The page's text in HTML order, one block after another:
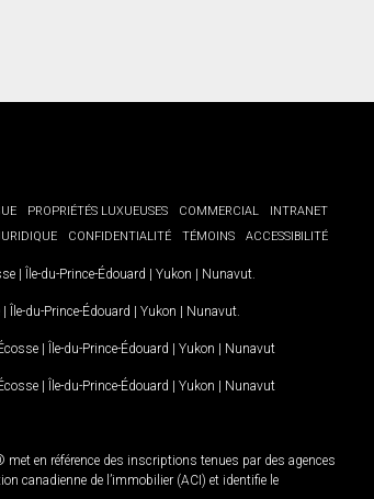
PROPRIÉTÉS LUXUEUSES COMMERCIAL
INTRANET
CONFIDENTIALITÉ TÉMOINS ACCESSIBILITÉ
| Île-du-Prince-Édouard | Yukon | Nunavut
| Île-du-Prince-Édouard | Yukon | Nunavut
| Île-du-Prince-Édouard | Yukon | Nunavut
| Île-du-Prince-Édouard | Yukon | Nunavut
en référence des inscriptions tenues par des agences
canadienne de l’immobilier (ACI) et identifie le